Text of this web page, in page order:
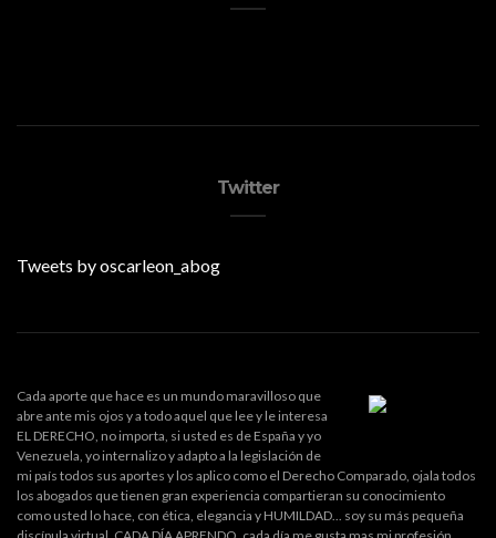
Twitter
Tweets by oscarleon_abog
Cada aporte que hace es un mundo maravilloso que
abre ante mis ojos y a todo aquel que lee y le interesa
EL DERECHO, no importa, si usted es de España y yo
Venezuela, yo internalizo y adapto a la legislación de
mi país todos sus aportes y los aplico como el Derecho Comparado, ojala todos
los abogados que tienen gran experiencia compartieran su conocimiento
como usted lo hace, con ética, elegancia y HUMILDAD... soy su más pequeña